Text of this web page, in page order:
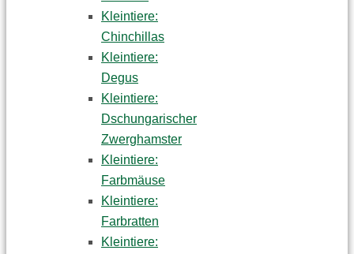
Kleintiere:
Chinchillas
Kleintiere:
Degus
Kleintiere:
Dschungarischer
Zwerghamster
Kleintiere:
Farbmäuse
Kleintiere:
Farbratten
Kleintiere: